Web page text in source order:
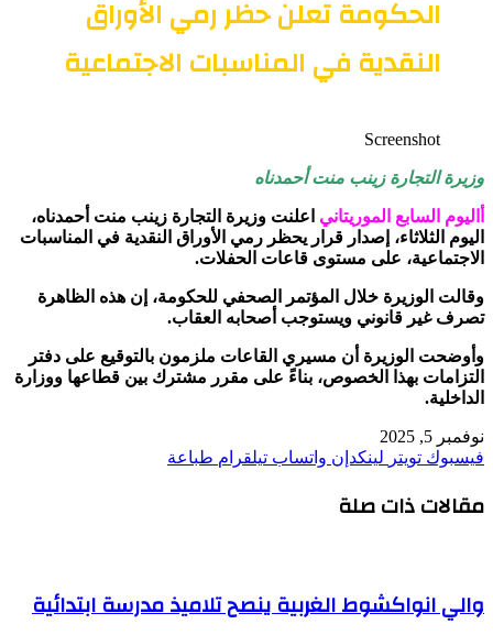
الحكومة تعلن حظر رمي الأوراق
النقدية في المناسبات الاجتماعية
Screenshot
وزيرة التجارة زينب منت أحمدناه
أاليوم السابع الموريتاني اعلنت وزيرة التجارة زينب منت أحمدناه،
اليوم الثلاثاء، إصدار قرار يحظر رمي الأوراق النقدية في المناسبات
الاجتماعية، على مستوى قاعات الحفلات.
وقالت الوزيرة خلال المؤتمر الصحفي للحكومة، إن هذه الظاهرة
تصرف غير قانوني ويستوجب أصحابه العقاب.
وأوضحت الوزيرة أن مسيري القاعات ملزمون بالتوقيع على دفتر
التزامات بهذا الخصوص، بناءً على مقرر مشترك بين قطاعها ووزارة
الداخلية.
نوفمبر 5, 2025
فيسبوك تويتر لينكدإن واتساب تيلقرام طباعة
مقالات ذات صلة
والي انواكشوط الغربية ينصح تلاميذ مدرسة ابتدائية